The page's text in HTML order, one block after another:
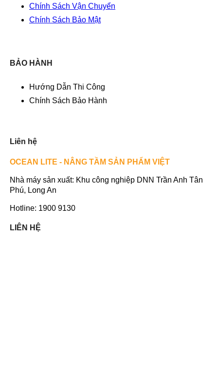
Chính Sách Vận Chuyển
Chính Sách Bảo Mật
BẢO HÀNH
Hướng Dẫn Thi Công
Chính Sách Bảo Hành
Liên hệ
OCEAN LITE - NÂNG TẦM SẢN PHẨM VIỆT
Nhà máy sản xuất: Khu công nghiệp DNN Trần Anh Tân
Phú, Long An
Hotline: 1900 9130
LIÊN HỆ